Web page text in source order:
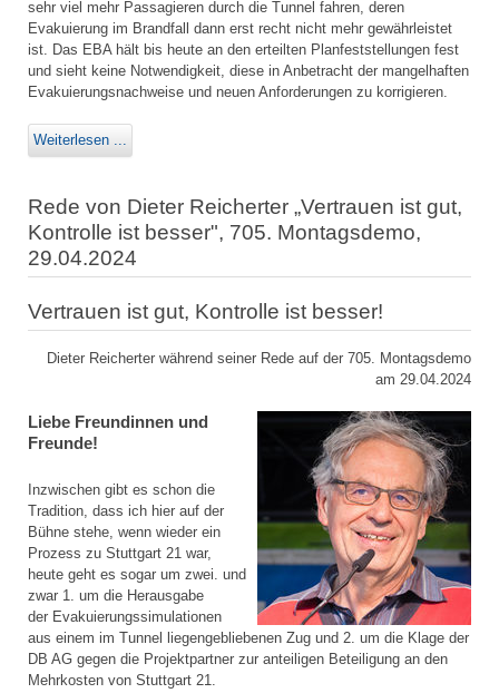
sehr viel mehr Passagieren durch die Tunnel fahren, deren
Evakuierung im Brandfall dann erst recht nicht mehr gewährleistet
ist. Das EBA hält bis heute an den erteilten Planfeststellungen fest
und sieht keine Notwendigkeit, diese in Anbetracht der mangelhaften
Evakuierungsnachweise und neuen Anforderungen zu korrigieren.
Weiterlesen ...
Rede von Dieter Reicherter „Vertrauen ist gut,
Kontrolle ist besser", 705. Montagsdemo,
29.04.2024
Vertrauen ist gut, Kontrolle ist besser!
Dieter Reicherter während seiner Rede auf der 705. Montagsdemo
am 29.04.2024
Liebe Freundinnen und
Freunde!
Inzwischen gibt es schon die
Tradition, dass ich hier auf der
Bühne stehe, wenn wieder ein
Prozess zu Stuttgart 21 war,
heute geht es sogar um zwei. und
zwar 1. um die Herausgabe
der Evakuierungssimulationen
aus einem im Tunnel liegengebliebenen Zug und 2. um die Klage der
DB AG gegen die Projektpartner zur anteiligen Beteiligung an den
Mehrkosten von Stuttgart 21.